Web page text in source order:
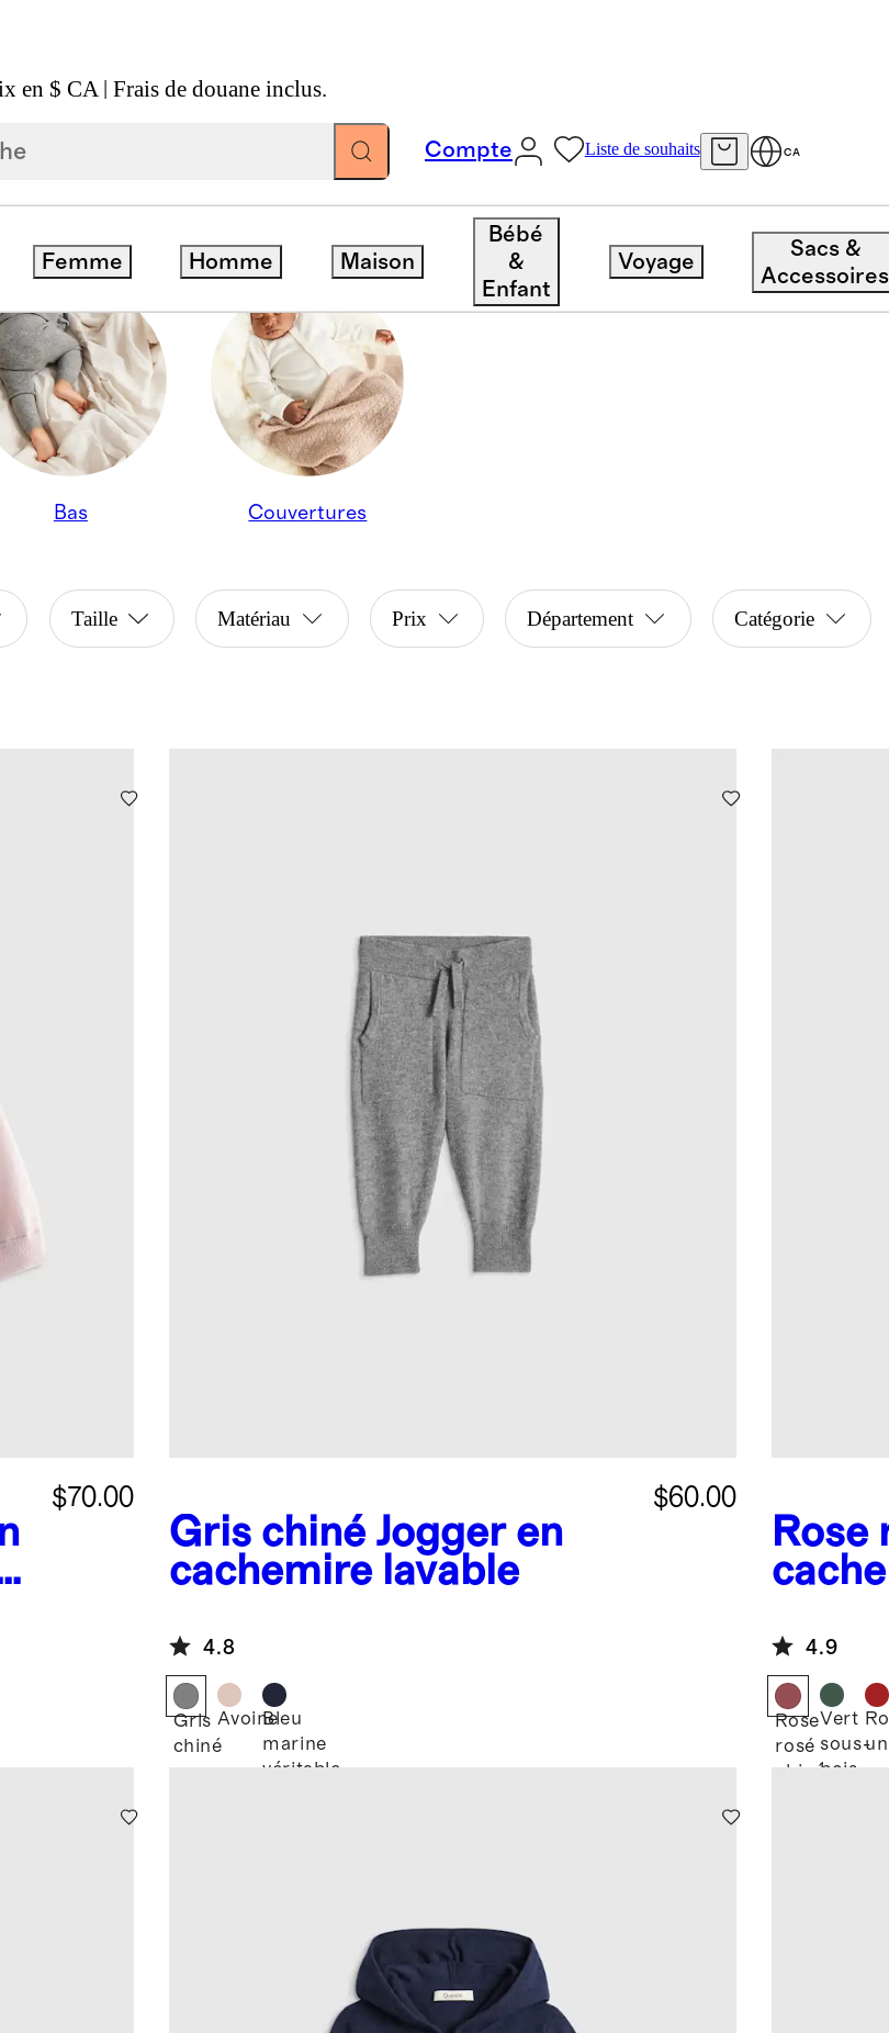
en $ CA | Frais de douane inclus.
Compte Liste de souhaits CA
Femme Homme Maison
Bébé
&
Enfant
Voyage
Sacs &
Accessoires
Bas Couvertures
Taille Matériau Prix Département Catégorie
$70.00
Gris chiné Jogger en
cachemire lavable
$60.00
4.8
Gris
chiné
AvoineBleu
marine
véritable
Rose
4.9
Rose
rosé
chiné
Vert
sous-
bois